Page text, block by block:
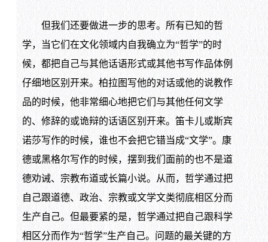
但我们还要做进一步的思考。所有已知的哲
学，当它们在文化领域内自我确立为“哲学”的时
候，都把自己与其他话语形式或其他书写作品体例
仔细地区别开来。柏拉图写他的对话或他的说教作
品的时候，他非常细心地把它们与其他任何文学
的、修辞的或诡辩的话语区别开来。笛卡儿或斯宾
诺莎写作的时候，谁也不会把它错当成“文学”。康
德或黑格尔写作的时候，摆到我们面前的也不是道
德劝诫、宗教布道或长篇小说。从而，哲学通过把
自己跟道德、政治、宗教或文学文类彻底相区分而
生产自己。但最要紧的是，哲学通过把自己跟科学
相区分而作为“哲学”生产自己。问题的最关键的方